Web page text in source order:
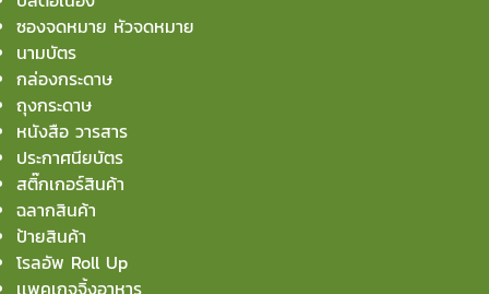
ซองจดหมาย หัวจดหมาย
นามบัตร
กล่องกระดาษ
ถุงกระดาษ
หนังสือ วารสาร
ประกาศนียบัตร
สติ๊กเกอร์สินค้า
ฉลากสินค้า
ป้ายสินค้า
โรลอัพ Roll Up
เเพคเกจจิ้งอาหาร